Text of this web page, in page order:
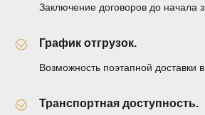
Заключение договоров до начала
График отгрузок.
Возможность поэтапной доставки
Транспортная доступность.